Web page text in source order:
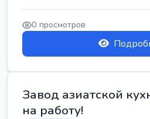
0 просмотров
Завод азиатской
на работу!